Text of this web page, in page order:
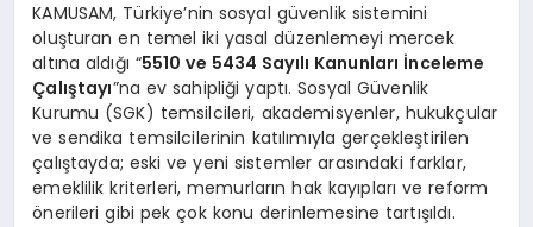
KAMUSAM, Türkiye’nin sosyal güvenlik sistemini
oluşturan en temel iki yasal düzenlemeyi mercek
altına aldığı “5510 ve 5434 Sayılı Kanunları İnceleme
Çalıştayı”na ev sahipliği yaptı. Sosyal Güvenlik
Kurumu (SGK) temsilcileri, akademisyenler, hukukçular
ve sendika temsilcilerinin katılımıyla gerçekleştirilen
çalıştayda; eski ve yeni sistemler arasındaki farklar,
emeklilik kriterleri, memurların hak kayıpları ve reform
önerileri gibi pek çok konu derinlemesine tartışıldı.